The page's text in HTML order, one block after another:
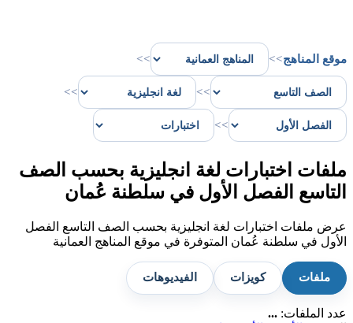
موقع المناهج>>
>>
>>
>>
>>
ملفات اختبارات لغة انجليزية بحسب الصف
التاسع الفصل الأول في سلطنة عُمان
عرض ملفات اختبارات لغة انجليزية بحسب الصف التاسع الفصل
الأول في سلطنة عُمان المتوفرة في موقع المناهج العمانية
ملفات كويزات الفيديوهات
عدد الملفات: ...